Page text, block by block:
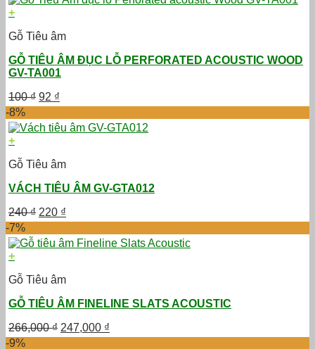
+
Gỗ Tiêu âm
GỖ TIÊU ÂM ĐỤC LỖ PERFORATED ACOUSTIC WOOD
GV-TA001
100₫ Giá
gốc
là:
100 ₫.
92 ₫
hiện
tại
là:
-8%
+
Gỗ Tiêu âm
VÁCH TIÊU ÂM GV-GTA012
240₫ Giá
gốc
là:
240 ₫.
220 ₫
hiện
tại
là:
-7%
+
Gỗ Tiêu âm
GỖ TIÊU ÂM FINELINE SLATS ACOUSTIC
266,000₫ Giá
gốc
247,000 ₫
hiện
-9%